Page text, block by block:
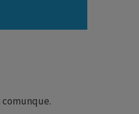
comunque.